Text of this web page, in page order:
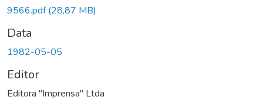
9566.pdf(28,87 MB)
Data
1982-05-05
Editor
Editora "Imprensa" Ltda